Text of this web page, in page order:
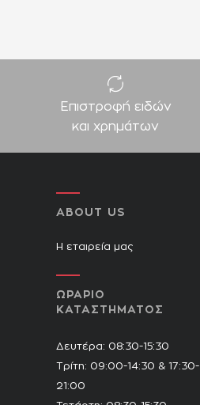
Επιστροφή ειδών
και χρημάτων
ABOUT US
Η εταιρεία μας
ΩΡΑΡΙΟ
ΚΑΤΑΣΤΗΜΑΤΟΣ
Δευτέρα: 08:30-15:30
Τρίτη: 09:00-14:30 & 17:30-
21:00